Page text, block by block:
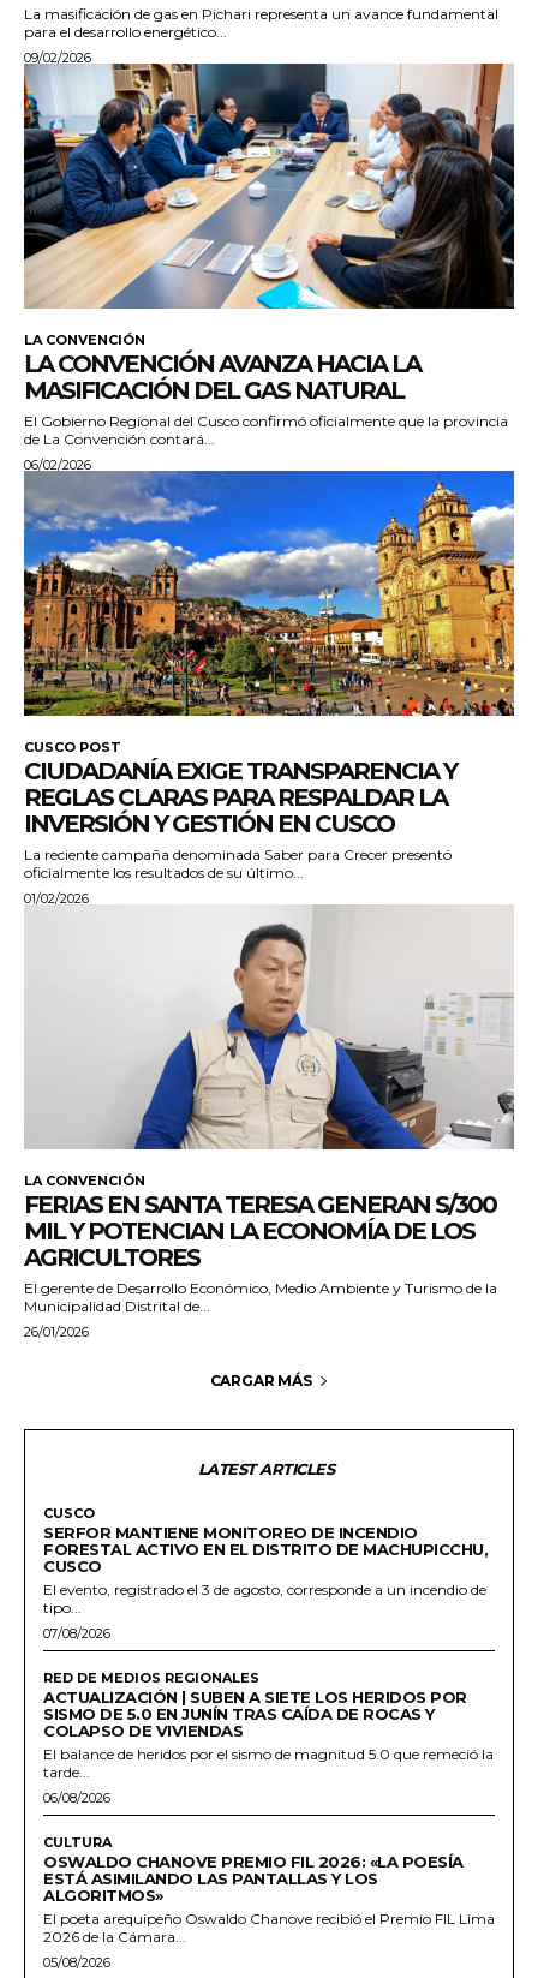
La masificación de gas en Pichari representa un avance fundamental
para el desarrollo energético...
09/02/2026
LA CONVENCIÓN
LA CONVENCIÓN AVANZA HACIA LA
MASIFICACIÓN DEL GAS NATURAL
El Gobierno Regional del Cusco confirmó oficialmente que la provincia
de La Convención contará...
06/02/2026
CUSCO POST
CIUDADANÍA EXIGE TRANSPARENCIA Y
REGLAS CLARAS PARA RESPALDAR LA
INVERSIÓN Y GESTIÓN EN CUSCO
La reciente campaña denominada Saber para Crecer presentó
oficialmente los resultados de su último...
01/02/2026
LA CONVENCIÓN
FERIAS EN SANTA TERESA GENERAN S/300
MIL Y POTENCIAN LA ECONOMÍA DE LOS
AGRICULTORES
El gerente de Desarrollo Económico, Medio Ambiente y Turismo de la
Municipalidad Distrital de...
26/01/2026
CARGAR MÁS
LATEST ARTICLES
CUSCO
SERFOR MANTIENE MONITOREO DE INCENDIO
FORESTAL ACTIVO EN EL DISTRITO DE MACHUPICCHU,
CUSCO
El evento, registrado el 3 de agosto, corresponde a un incendio de
tipo...
07/08/2026
RED DE MEDIOS REGIONALES
ACTUALIZACIÓN | SUBEN A SIETE LOS HERIDOS POR
SISMO DE 5.0 EN JUNÍN TRAS CAÍDA DE ROCAS Y
COLAPSO DE VIVIENDAS
El balance de heridos por el sismo de magnitud 5.0 que remeció la
tarde...
06/08/2026
CULTURA
OSWALDO CHANOVE PREMIO FIL 2026: «LA POESÍA
ESTÁ ASIMILANDO LAS PANTALLAS Y LOS
ALGORITMOS»
El poeta arequipeño Oswaldo Chanove recibió el Premio FIL Lima
2026 de la Cámara...
05/08/2026